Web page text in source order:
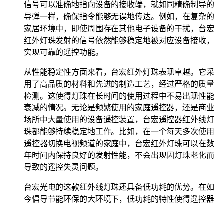
信号可以准确地指向设备的接收端，就如同精确制导的
导弹一样，确保指令能够无误地传达。例如，在复杂的
家居环境中，即使周围存在其他电子设备的干扰，台宏
红外灯珠发射的信号依然能够稳定地被对应设备接收，
实现可靠的遥控功能。
从性能稳定性方面来看，台宏红外灯珠表现卓越。它采
用了高品质的材料和先进的制造工艺，经过严格的质量
检测。这使得灯珠在长时间的使用过程中不易出现性能
衰减的情况。无论是频繁使用的家庭遥控器，还是商业
场所中大量使用的设备遥控装置，台宏遥控器红外线灯
珠都能够持续稳定地工作。比如，在一个每天多次使用
遥控器切换电视频道的家庭中，台宏红外灯珠可以在数
年时间内保持良好的发射性能，不会出现因灯珠老化而
导致的遥控失灵问题。
台宏光电的这款红外线灯珠还具备低功耗的优势。在如
今倡导节能环保的大环境下，低功耗的特性使得遥控器